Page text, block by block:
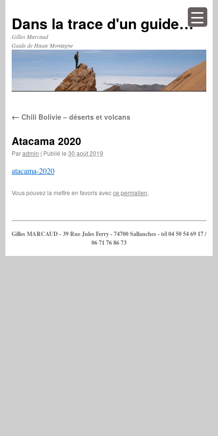
contenu
Dans la trace d'un guide…
Gilles Marcaud
Guide de Haute Montagne
← Chili Bolivie – déserts et volcans
Atacama 2020
Paradmin | Publié le 30 août 2019
atacama-2020
Vous pouvez la mettre en favoris avecce permalien.
Gilles MARCAUD - 39 Rue Jules Ferry - 74700 Sallanches - tél 04 50 54 69 17 /
06 71 76 86 73